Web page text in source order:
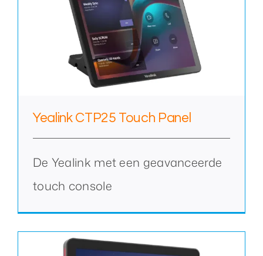
Yealink CTP25 Touch Panel
De Yealink met een geavanceerde
touch console